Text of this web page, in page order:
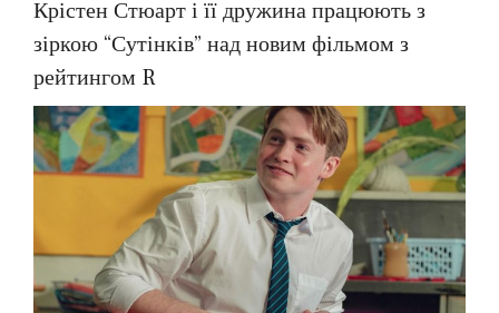
Крістен Стюарт і її дружина працюють з
зіркою “Сутінків” над новим фільмом з
рейтингом R